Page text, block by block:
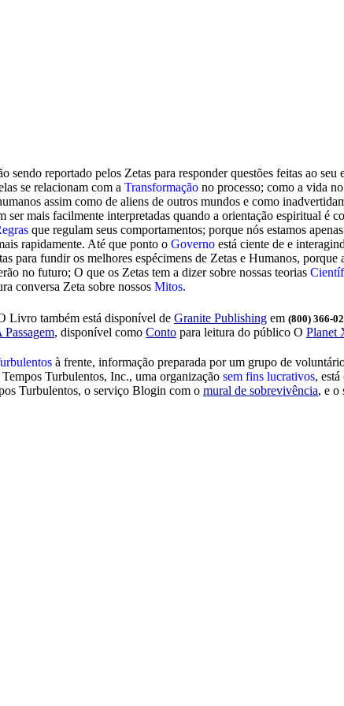
reportado pelos Zetas para responder questões feitas ao
se relacionam com a Transformação no processo; como a vida no
assim como de aliens de outros mundos e como
ser mais facilmente interpretadas quando a orientação espiritual é
que regulam seus comportamentos; porque nós estamos
rapidamente. Até que ponto o Governo está ciente de e
para fundir os melhores espécimens de Zetas e Humanos, porque
no futuro; O que os Zetas tem a dizer sobre nossas teorias
conversa Zeta sobre nossos Mitos.
Livro também está disponível de Granite Publishing em (800) 366-
Passagem, disponível como Conto para leitura do público O Planet
à frente, informação preparada por um grupo de
Turbulentos, Inc., uma organização sem fins lucrativos,
Turbulentos, o serviço Blogin com o mural de sobrevivência, e o